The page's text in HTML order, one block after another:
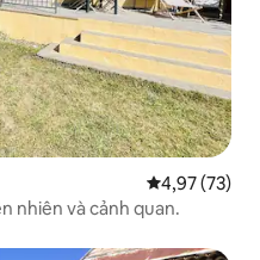
Xếp hạng
4,97 (73)
nhiên và cảnh quan.